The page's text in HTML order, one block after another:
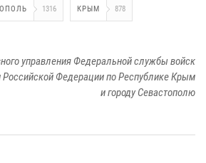
1316 КРЫМ 878
управления Федеральной службы войск
Российской Федерации по Республике Крым
и городу Севастополю